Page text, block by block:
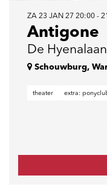
Antigone
De Hyenalaan
ZA 23 JAN 27 20:00 -
Schouwburg,
theater extra: